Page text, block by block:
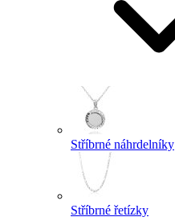
Stříbrné náhrdelníky
Stříbrné řetízky